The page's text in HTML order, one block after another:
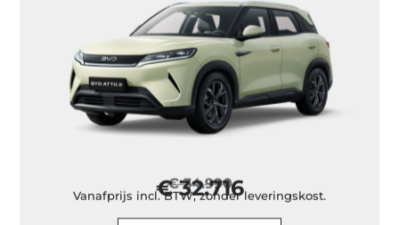
€ 34.990
€ 32.716
Vanafprijs incl. BTW, zonder leveringskost.